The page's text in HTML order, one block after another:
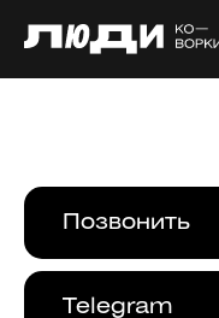
Позвонить
Telegram